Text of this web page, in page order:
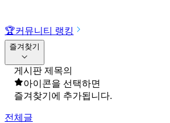
🏆커뮤니티 랭킹
즐겨찾기
게시판 제목의
아이콘을 선택하면
즐겨찾기에 추가됩니다.
전체글